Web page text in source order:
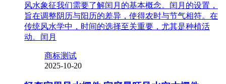
风水象征我们需要了解闰月的基本概念。闰月的设置，
旨在调整阴历与阳历的差异，使得农时与节气相符。在
传统风水学中，时间的选择至关重要，尤其是种植活
动。闰月
商标测试
2025-10-20